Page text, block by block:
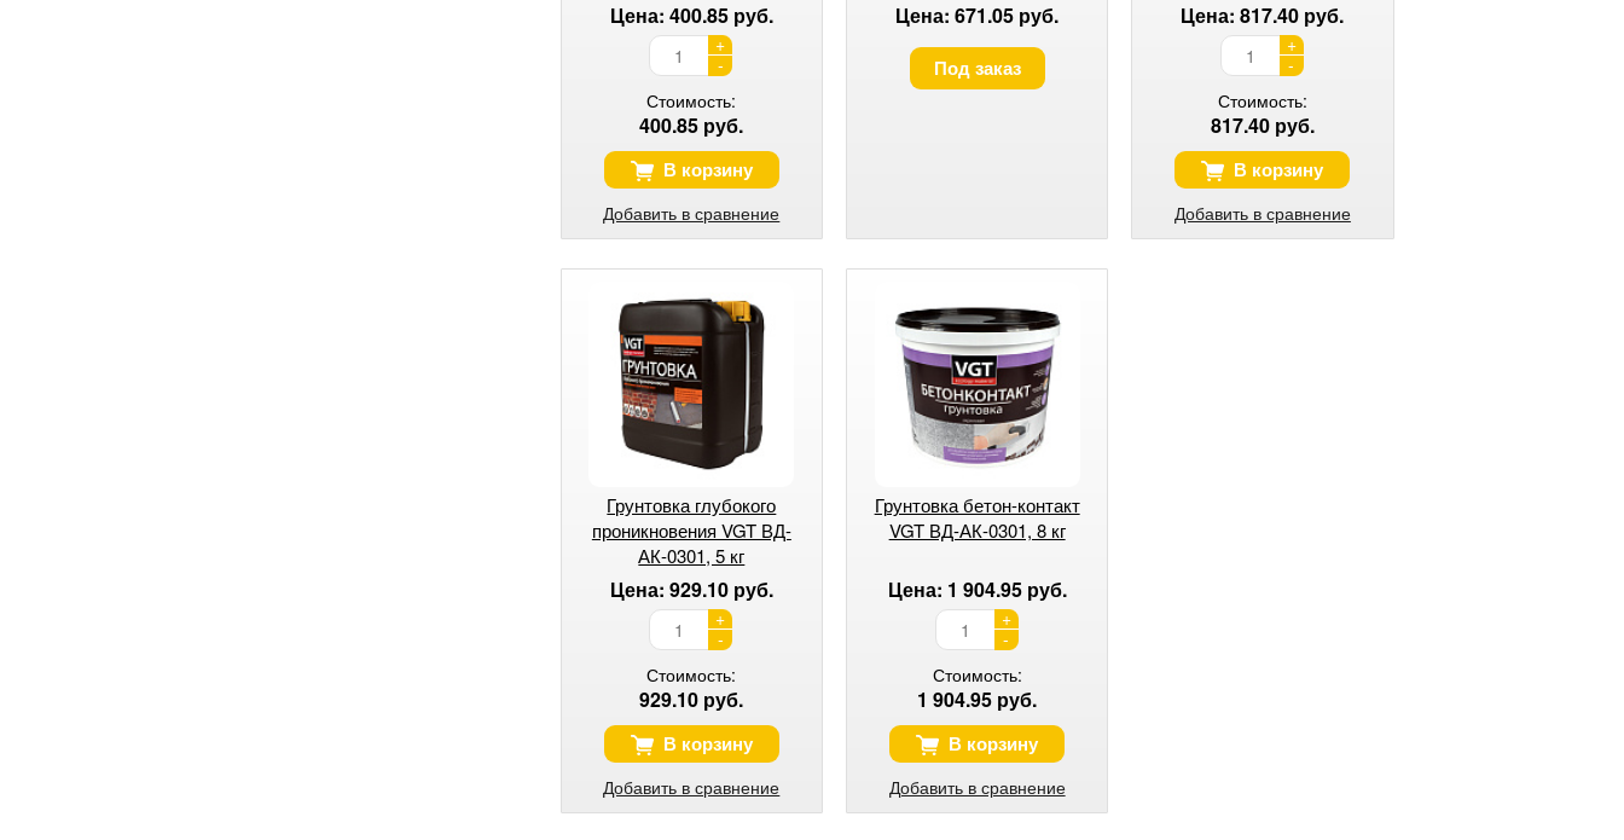
Цена: 400.85 руб.
+
-
Стоимость:
400.85 руб.
В корзину
Добавить в сравнение
Цена: 671.05 руб.
Под заказ
Цена: 817.40 руб.
+
-
Стоимость:
817.40 руб.
В корзину
Добавить в сравнение
Грунтовка глубокого
проникновения VGT ВД-
АК-0301, 5 кг
Цена: 929.10 руб.
+
-
Стоимость:
929.10 руб.
В корзину
Добавить в сравнение
Грунтовка бетон-контакт
VGT ВД-АК-0301, 8 кг
Цена: 1 904.95 руб.
+
-
Стоимость:
1 904.95 руб.
В корзину
Добавить в сравнение